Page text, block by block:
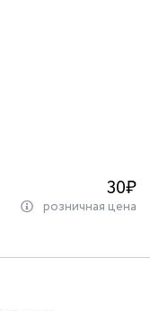
30₽
розничная цена